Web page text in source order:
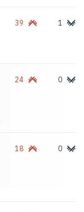
39 1
24 0
18 0